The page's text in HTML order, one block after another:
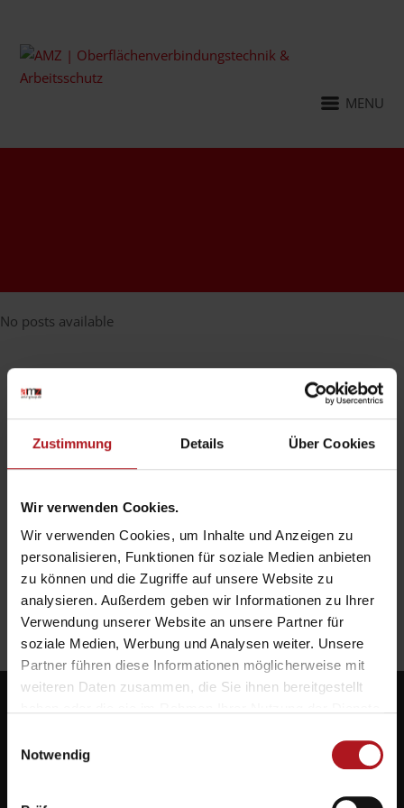
Zustimmung Details Über Cookies
Wir verwenden Cookies.
Wir verwenden Cookies, um Inhalte und Anzeigen zu
personalisieren, Funktionen für soziale Medien anbieten
zu können und die Zugriffe auf unsere Website zu
analysieren. Außerdem geben wir Informationen zu Ihrer
Verwendung unserer Website an unsere Partner für
soziale Medien, Werbung und Analysen weiter. Unsere
Partner führen diese Informationen möglicherweise mit
weiteren Daten zusammen, die Sie ihnen bereitgestellt
Notwendig
MENU
No posts available
Systemlieferant für die Zukunft.